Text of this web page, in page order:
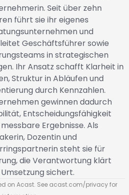
Seit über zehn
führt sie ihr eigenes
und
Geschäftsführer sowie
in strategischen
Ihr Ansatz schafft Klarheit in
Struktur in Abläufen und
durch Kennzahlen.
gewinnen dadurch
Entscheidungsfähigkeit
Ergebnisse. Als
Dozentin und
steht sie für
die Verantwortung klärt
sichert.
on Acast. See acast.com/privacyfor